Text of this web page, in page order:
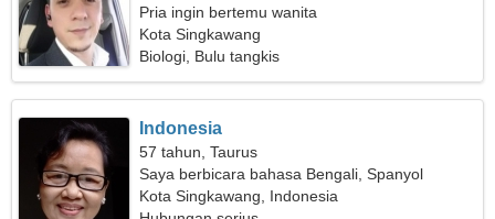
Pria ingin bertemu wanita
Kota Singkawang
Biologi, Bulu tangkis
Indonesia
57 tahun, Taurus
Saya berbicara bahasa Bengali, Spanyol
Kota Singkawang, Indonesia